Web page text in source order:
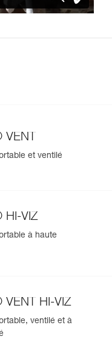
VENT
et ventilé
HI-VIZ
à haute
VENT HI-VIZ
ventilé et à